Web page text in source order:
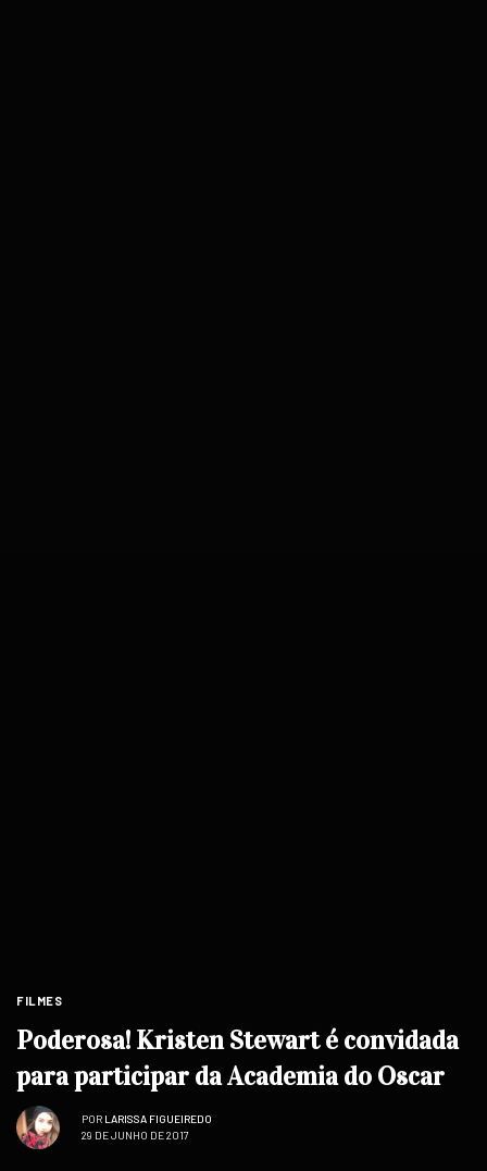
FILMES
Poderosa! Kristen Stewart é convidada
para participar da Academia do Oscar
POR LARISSA FIGUEIREDO
29 DE JUNHO DE 2017